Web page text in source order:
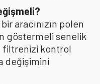
aracınızın polen
göstermeli senelik
filtrenizi kontrol
değişimini